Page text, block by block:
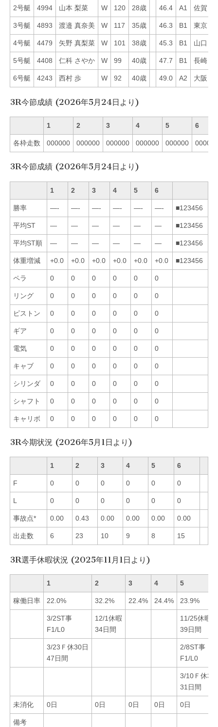
2号艇 4994 山本 梨菜 W 120 28歳 46.4 A1 佐賀
3号艇 4893 渡邉 真奈美 W 117 35歳 46.3 B1 東京
4号艇 4479 矢野 真梨菜 W 101 38歳 45.3 B1 山口
5号艇 4408 仁科 さやか W 99 40歳 47.7 B1 長崎
6号艇 4243 西村 歩 W 92 40歳 49.0 A2 大阪
3R今節成績 (2026年5月24日より)
1 2 3 4 5 6
各枠走数 000000 000000 000000 000000 000000 000000
3R今節成績 (2026年5月24日より)
1 2 3 4 5 6
勝率 —- —- —- —- —- —- ■123456
平均ST — — — — — — ■123456
平均ST順 — — — — — — ■123456
体重増減 +0.0 +0.0 +0.0 +0.0 +0.0 +0.0 ■123456
ペラ 0 0 0 0 0 0
リング 0 0 0 0 0 0
ピストン 0 0 0 0 0 0
ギア 0 0 0 0 0 0
電気 0 0 0 0 0 0
キャブ 0 0 0 0 0 0
シリンダ 0 0 0 0 0 0
シャフト 0 0 0 0 0 0
キャリボ 0 0 0 0 0 0
3R今期状況 (2026年5月1日より)
1 2 3 4 5 6
F 0 0 0 0 0 0
L 0 0 0 0 0 0
事故点* 0.00 0.43 0.00 0.00 0.00 0.00
出走数 6 23 10 9 8 15
3R選手休暇状況 (2025年11月1日より)
1 2 3 4 5
稼働日率 22.0% 32.2% 22.4% 24.4% 23.9%
3/2ST事
F1/L0
12/1休暇
34日間
11/25休暇
39日間
3/23Ｆ休30日
47日間
2/8ST事
F1/L0
3/10Ｆ休30
31日間
未消化 0日 0日 0日 0日 0日
備考